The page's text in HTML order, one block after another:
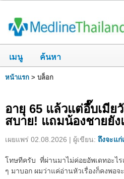
เมนู ค้นหา
หน้าแรก > บล็อก
อายุ 65 แล้วแต่อึ๊บเมีย
สบาย! แถมน้องชายยั
เผยแพร่ 02.08.2026 | ผู้เขียน: ถึงจะแก่
โทษทีครับ ที่ผ่านมาไม่ค่อยอัพเดทอะไร
ๆ มาบอก ผมว่าแค่อ่านหัวเรื่องก็คงพอจ